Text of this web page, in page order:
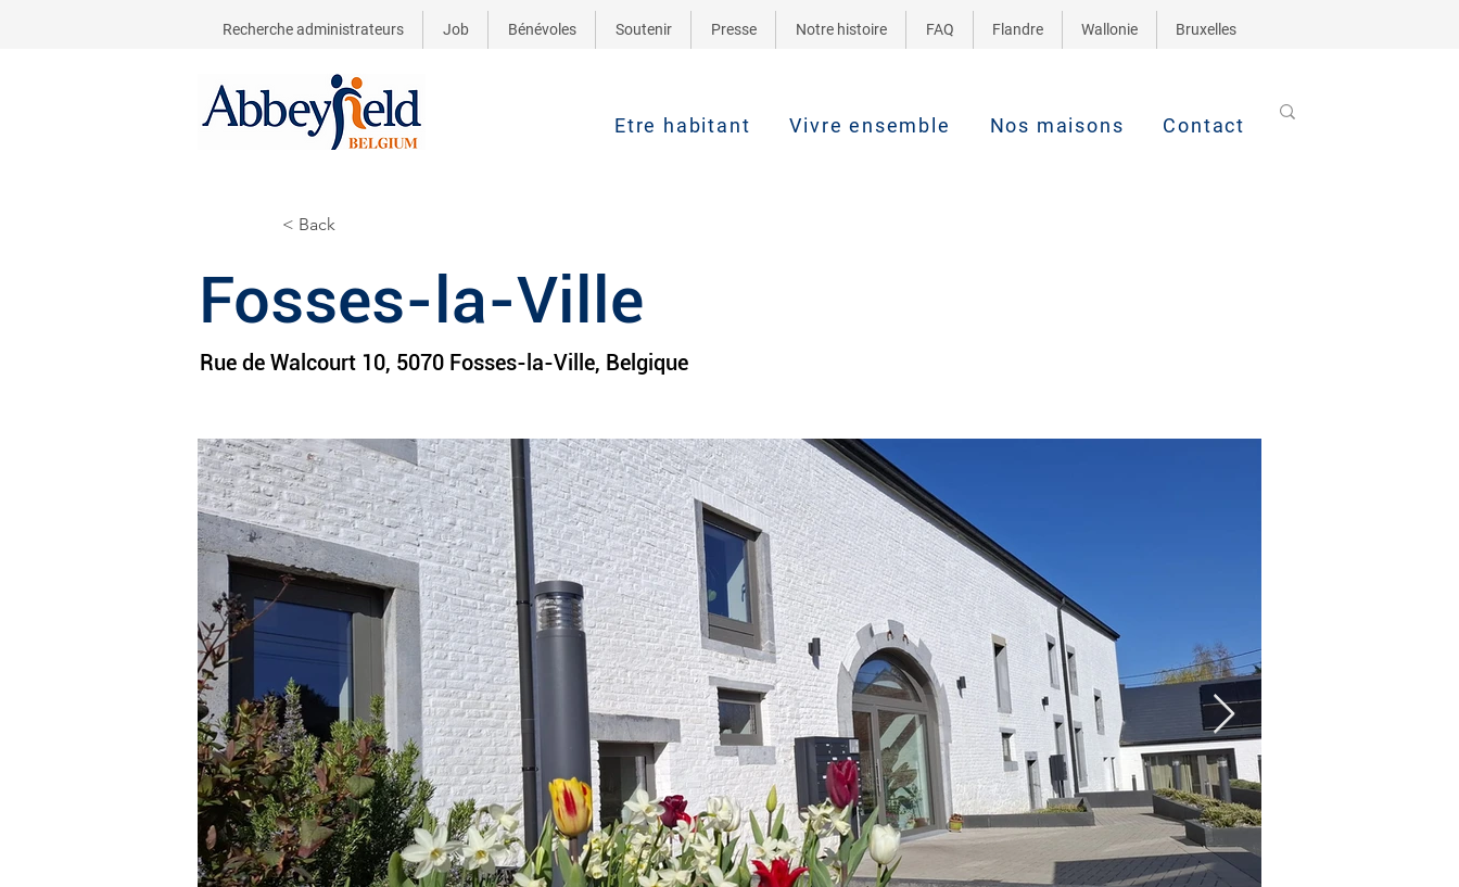
Recherche administrateurs Job Bénévoles Soutenir Presse Notre histoire FAQ Flandre Wallonie Bruxelles
Etre habitant Vivre ensemble Nos maisons Contact
< Back
Fosses-la-Ville
Rue de Walcourt 10, 5070 Fosses-la-Ville, Belgique